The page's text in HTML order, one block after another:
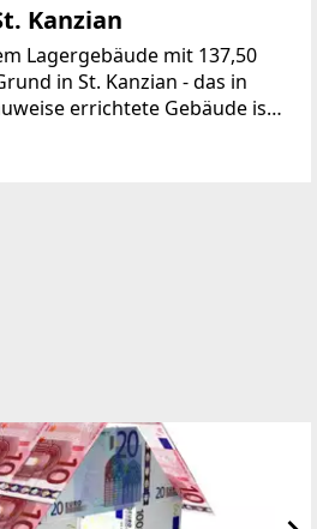
Kanzian
Lagergebäude mit 137,50
in St. Kanzian - das in
errichtete Gebäude ist
versehen - die